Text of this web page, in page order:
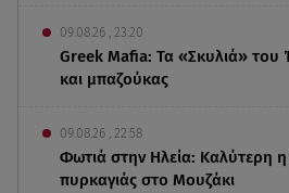
09.08.26 , 23:20
Greek Mafia: Τα «Σκυλιά» του
και μπαζούκας
09.08.26 , 22:58
Φωτιά στην Ηλεία: Καλύτερη η
πυρκαγιάς στο Μουζάκι